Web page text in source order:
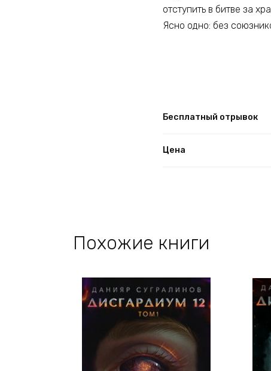
отступить в битве за
Ясно одно: без
Бесплатный отрывок
Цена
Похожие книги